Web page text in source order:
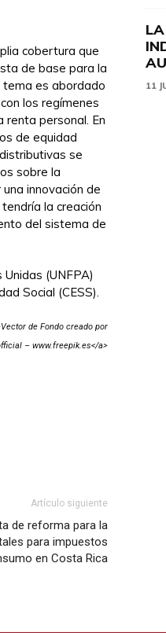
cobertura que
de base para la
tema es abordado
los regímenes
renta personal. En
de equidad
se
sobre la
innovación de
la creación
del sistema de
(UNFPA)
Social (CESS).
de Fondo creado por
– www.freepik.es</a>
Artículo siguiente
de reforma para la
para impuestos
en Costa Rica
11